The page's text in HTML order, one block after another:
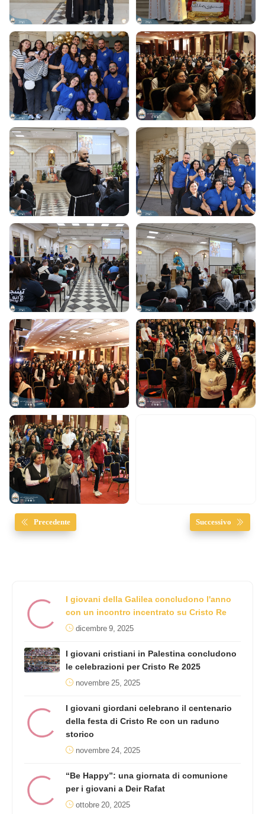
Precedente Successivo
I giovani della Galilea concludono l'anno
con un incontro incentrato su Cristo Re
dicembre 9, 2025
I giovani cristiani in Palestina concludono
le celebrazioni per Cristo Re 2025
novembre 25, 2025
I giovani giordani celebrano il centenario
della festa di Cristo Re con un raduno
storico
novembre 24, 2025
“Be Happy”: una giornata di comunione
per i giovani a Deir Rafat
ottobre 20, 2025